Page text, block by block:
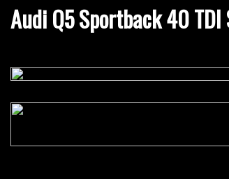
Audi Q5 Sportback 40